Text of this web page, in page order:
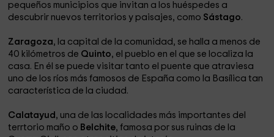
pequeños municipios que invitan a los huéspedes a
descubrir nuevos territorios y paisajes, como Sástago.
Zaragoza, la capital de la comunidad, se halla a menos de
40 kilómetros de Quinto, el pueblo en el que se localiza la
casa. En él se puede visitar tanto el puente que atraviesa
uno de los ríos más famosos de España como la Basílica tan
característica de la ciudad.
Calatayud , una de las localidades más importantes del
terrtorio maño o Belchite, famosa por sus ruinas de la